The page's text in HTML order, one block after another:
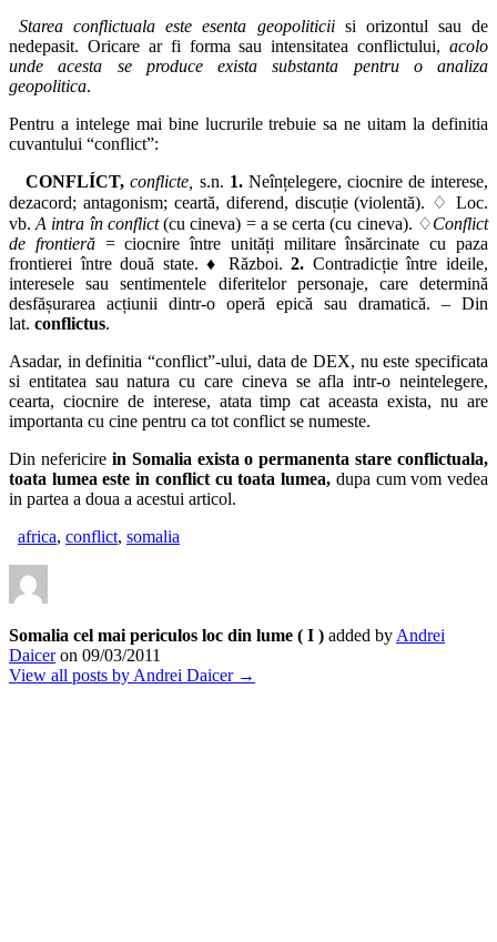
Starea conflictuala este esenta geopoliticiisi orizontul sau de
nedepasit. Oricare ar fi forma sau intensitatea conflictului, acolo
unde acesta se produce exista substanta pentru o analiza
geopolitica.
Pentru a intelege mai bine lucrurile trebuie sa ne uitam la definitia
cuvantului “conflict”:
CONFLÍCT,conflicte, s.n. 1.Neînțelegere, ciocnire de interese,
dezacord; antagonism; ceartă, diferend, discuție (violentă). ♢ Loc.
vb.A intra în conflict(cu cineva) = a se certa (cu cineva). ♢Conflict
de frontieră= ciocnire între unități militare însărcinate cu paza
frontierei între două state. ♦ Război.2. Contradicție între ideile,
interesele sau sentimentele diferitelor personaje, care determină
desfășurarea acțiunii dintr-o operă epică sau dramatică. – Din
lat. conflictus.
Asadar, in definitia “conflict”-ului, data de DEX, nu este specificata
si entitatea sau natura cu care cineva se afla intr-o neintelegere,
cearta, ciocnire de interese, atata timp cat aceasta exista, nu are
importanta cu cine pentru ca tot conflict se numeste.
Din nefericire in Somalia exista o permanenta stare conflictuala,
toata lumea este in conflict cu toata lumea, dupa cum vom vedea
in partea a doua a acestui articol.
africa, conflict, somalia
Somalia cel mai periculos loc din lume ( I ) added by Andrei
Daiceron 09/03/2011
View all posts by Andrei Daicer →